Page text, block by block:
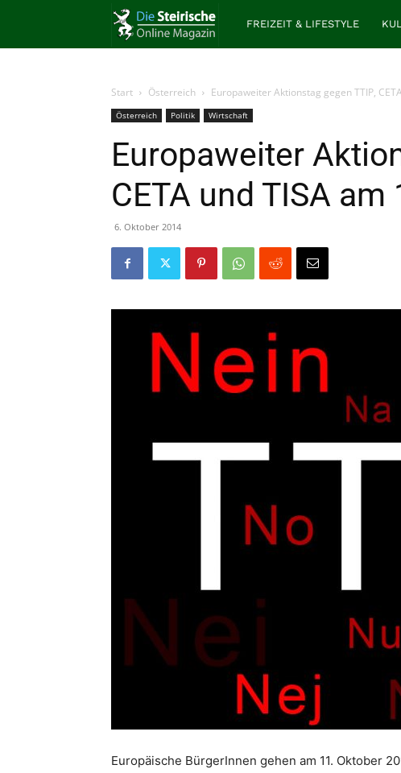
DieFREIZEIT & LIFESTYLE
Start Österreich Europaweiter Aktionstag gegen TTIP,
Österreich Politik Wirtschaft
Europaweiter
CETA und TISA
6. Oktober 2014
Europäische BürgerInnen gehen am 11. Oktober